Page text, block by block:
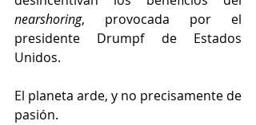
nearshoring, provocada por el
presidente Drumpf de Estados
Unidos.
El planeta arde, y no precisamente de
pasión.